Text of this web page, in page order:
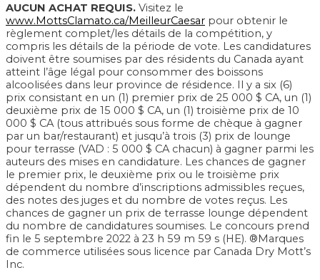
AUCUN ACHAT REQUIS. Visitez le
www.MottsClamato.ca/MeilleurCaesar pour obtenir le
règlement complet/les détails de la compétition, y
compris les détails de la période de vote. Les candidatures
doivent être soumises par des résidents du Canada ayant
atteint l’âge légal pour consommer des boissons
alcoolisées dans leur province de résidence. Il y a six (6)
prix consistant en un (1) premier prix de 25 000 $ CA, un (1)
deuxième prix de 15 000 $ CA, un (1) troisième prix de 10
000 $ CA (tous attribués sous forme de chèque à gagner
par un bar/restaurant) et jusqu’à trois (3) prix de lounge
pour terrasse (VAD : 5 000 $ CA chacun) à gagner parmi les
auteurs des mises en candidature. Les chances de gagner
le premier prix, le deuxième prix ou le troisième prix
dépendent du nombre d’inscriptions admissibles reçues,
des notes des juges et du nombre de votes reçus. Les
chances de gagner un prix de terrasse lounge dépendent
du nombre de candidatures soumises. Le concours prend
fin le 5 septembre 2022 à 23 h 59 m 59 s (HE). ®Marques
de commerce utilisées sous licence par Canada Dry Mott’s
Inc.